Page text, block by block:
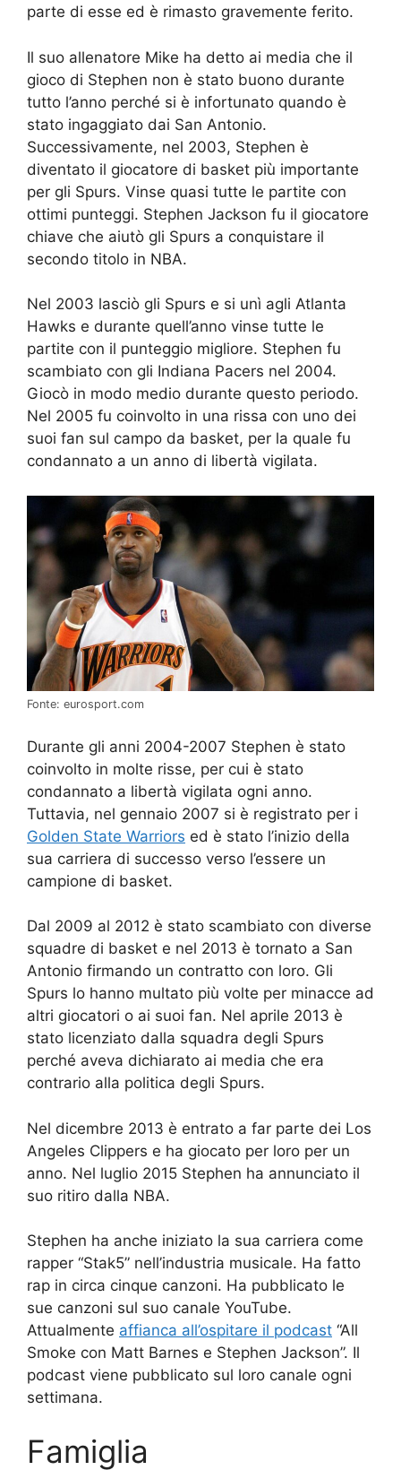
parte di esse ed è rimasto gravemente ferito.
Il suo allenatore Mike ha detto ai media che il
gioco di Stephen non è stato buono durante
tutto l’anno perché si è infortunato quando è
stato ingaggiato dai San Antonio.
Successivamente, nel 2003, Stephen è
diventato il giocatore di basket più importante
per gli Spurs. Vinse quasi tutte le partite con
ottimi punteggi. Stephen Jackson fu il giocatore
chiave che aiutò gli Spurs a conquistare il
secondo titolo in NBA.
Nel 2003 lasciò gli Spurs e si unì agli Atlanta
Hawks e durante quell’anno vinse tutte le
partite con il punteggio migliore. Stephen fu
scambiato con gli Indiana Pacers nel 2004.
Giocò in modo medio durante questo periodo.
Nel 2005 fu coinvolto in una rissa con uno dei
suoi fan sul campo da basket, per la quale fu
condannato a un anno di libertà vigilata.
Fonte: eurosport.com
Durante gli anni 2004-2007 Stephen è stato
coinvolto in molte risse, per cui è stato
condannato a libertà vigilata ogni anno.
Tuttavia, nel gennaio 2007 si è registrato per i
Golden State Warriors ed è stato l’inizio della
sua carriera di successo verso l’essere un
campione di basket.
Dal 2009 al 2012 è stato scambiato con diverse
squadre di basket e nel 2013 è tornato a San
Antonio firmando un contratto con loro. Gli
Spurs lo hanno multato più volte per minacce ad
altri giocatori o ai suoi fan. Nel aprile 2013 è
stato licenziato dalla squadra degli Spurs
perché aveva dichiarato ai media che era
contrario alla politica degli Spurs.
Nel dicembre 2013 è entrato a far parte dei Los
Angeles Clippers e ha giocato per loro per un
anno. Nel luglio 2015 Stephen ha annunciato il
suo ritiro dalla NBA.
Stephen ha anche iniziato la sua carriera come
rapper “Stak5” nell’industria musicale. Ha fatto
rap in circa cinque canzoni. Ha pubblicato le
sue canzoni sul suo canale YouTube.
Attualmente affianca all’ospitare il podcast “All
Smoke con Matt Barnes e Stephen Jackson”. Il
podcast viene pubblicato sul loro canale ogni
settimana.
Famiglia